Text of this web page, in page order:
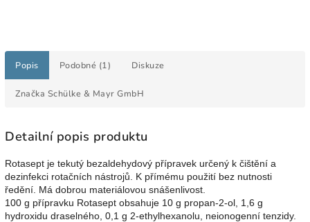
Popis Podobné (1) Diskuze
Značka Schülke & Mayr GmbH
Detailní popis produktu
Rotasept je tekutý bezaldehydový přípravek určený k čištění a
dezinfekci rotačních nástrojů. K přímému použití bez nutnosti
ředění. Má dobrou materiálovou snášenlivost.
100 g přípravku Rotasept obsahuje 10 g propan-2-ol, 1,6 g
hydroxidu draselného, 0,1 g 2-ethylhexanolu, neionogenní tenzidy.